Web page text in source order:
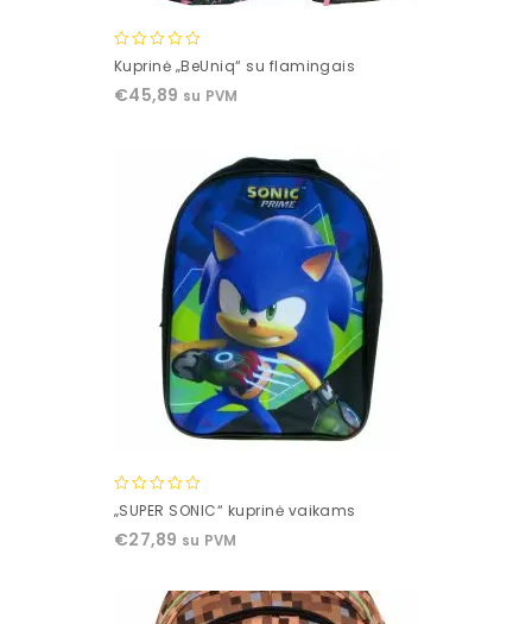
0
of
Kuprinė „BeUniq“ su flamingais
€45,89 su PVM
0
of
„SUPER SONIC“ kuprinė vaikams
€27,89 su PVM